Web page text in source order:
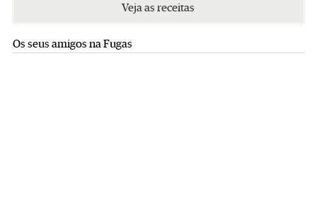
Veja as receitas
Os seus amigos na Fugas